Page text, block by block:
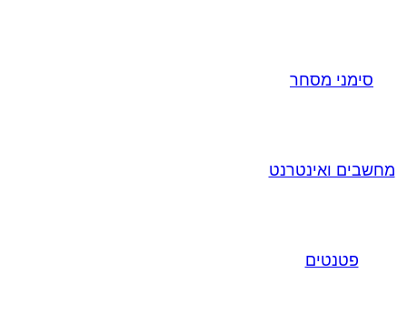
סימני מסחר
מחשבים ואינטרנט
פטנטים